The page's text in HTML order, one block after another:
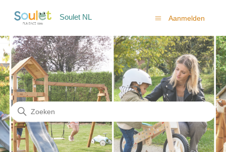
Soulet NL Aanmelden
Soulet NL
Zoeken